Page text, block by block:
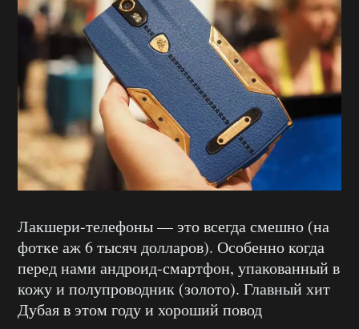
Лакшери-телефоны — это всегда смешно (на
фотке аж 6 тысяч долларов). Особенно когда
перед нами андроид-смартфон, упакованный в
кожу и полупроводник (золото). Главный хит
Дубая в этом году и хороший повод